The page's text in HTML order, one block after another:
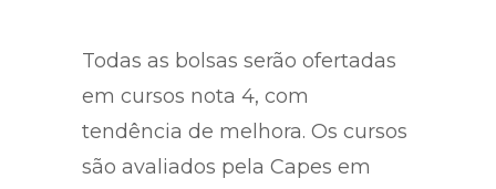
Todas as bolsas serão ofertadas
em cursos nota 4, com
tendência de melhora. Os cursos
são avaliados pela Capes em